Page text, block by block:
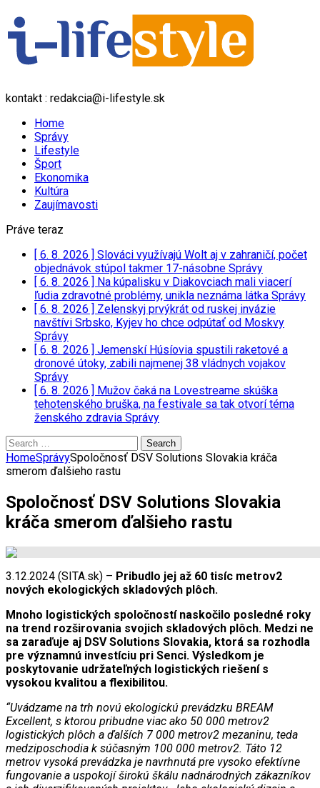
kontakt : redakcia@i-lifestyle.sk
Home
Správy
Lifestyle
Šport
Ekonomika
Kultúra
Zaujímavosti
Práve teraz
[ 6. 8. 2026 ] Slováci využívajú Wolt aj v zahraničí, počet
objednávok stúpol takmer 17-násobne Správy
[ 6. 8. 2026 ] Na kúpalisku v Diakovciach mali viacerí
ľudia zdravotné problémy, unikla neznáma látka Správy
[ 6. 8. 2026 ] Zelenskyj prvýkrát od ruskej invázie
navštívi Srbsko, Kyjev ho chce odpútať od Moskvy
Správy
[ 6. 8. 2026 ] Jemenskí Húsíovia spustili raketové a
dronové útoky, zabili najmenej 38 vládnych vojakov
Správy
[ 6. 8. 2026 ] Mužov čaká na Lovestreame skúška
tehotenského bruška, na festivale sa tak otvorí téma
ženského zdravia Správy
Search
for:
HomeSprávySpoločnosť DSV Solutions Slovakia kráča
smerom ďalšieho rastu
Spoločnosť DSV Solutions Slovakia
kráča smerom ďalšieho rastu
3.12.2024 (SITA.sk) – Pribudlo jej až 60 tisíc metrov2
nových ekologických skladových plôch.
Mnoho logistických spoločností naskočilo posledné roky
na trend rozširovania svojich skladových plôch. Medzi ne
sa zaraďuje aj DSV Solutions Slovakia, ktorá sa rozhodla
pre významnú investíciu pri Senci. Výsledkom je
poskytovanie udržateľných logistických riešení s
vysokou kvalitou a flexibilitou.
“Uvádzame na trh novú ekologickú prevádzku BREAM
Excellent, s ktorou pribudne viac ako 50 000 metrov2
logistických plôch a ďalších 7 000 metrov2 mezaninu, teda
medziposchodia k súčasným 100 000 metrov2. Táto 12
metrov vysoká prevádzka je navrhnutá pre vysoko efektívne
fungovanie a uspokojí širokú škálu nadnárodných zákazníkov